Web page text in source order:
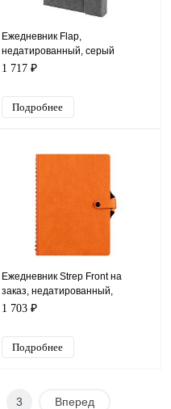
Ежедневник Flap,
недатированный, серый
1 717 ₽
Подробнее
Ежедневник Strep Front на
заказ, недатированный,
оранжевый
1 703 ₽
Подробнее
3 Вперед